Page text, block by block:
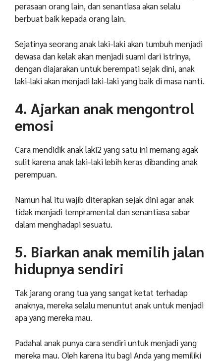
perasaan orang lain, dan senantiasa akan selalu
berbuat baik kepada orang lain.
Sejatinya seorang anak laki-laki akan tumbuh menjadi
dewasa dan kelak akan menjadi suami dari istrinya,
dengan diajarakan untuk berempati sejak dini, anak
laki-laki akan menjadi laki-laki yang baik di masa nanti.
4. Ajarkan anak mengontrol
emosi
Cara mendidik anak laki2 yang satu ini memang agak
sulit karena anak laki-laki lebih keras dibanding anak
perempuan.
Namun hal itu wajib diterapkan sejak dini agar anak
tidak menjadi tempramental dan senantiasa sabar
dalam menghadapi sesuatu.
5. Biarkan anak memilih jalan
hidupnya sendiri
Tak jarang orang tua yang sangat ketat terhadap
anaknya, mereka selalu menuntut anak untuk menjadi
apa yang mereka mau.
Padahal anak punya cara sendiri untuk menjadi yang
mereka mau. Oleh karena itu bagi Anda yang memiliki